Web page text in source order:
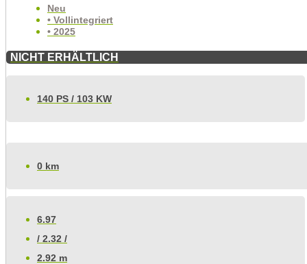
Neu
• Vollintegriert
• 2025
NICHT ERHÄLTLICH
140 PS / 103 KW
0 km
6.97
/ 2.32 /
2.92 m